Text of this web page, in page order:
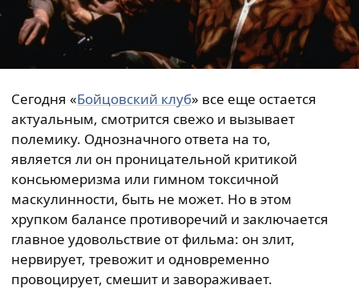
Сегодня «Бойцовский клуб» все еще остается
актуальным, смотрится свежо и вызывает
полемику. Однозначного ответа на то,
является ли он проницательной критикой
консьюмеризма или гимном токсичной
маскулинности, быть не может. Но в этом
хрупком балансе противоречий и заключается
главное удовольствие от фильма: он злит,
нервирует, тревожит и одновременно
провоцирует, смешит и завораживает.